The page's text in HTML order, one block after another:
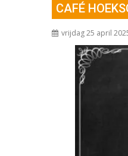
CAFÉ
vrijdag 25 april